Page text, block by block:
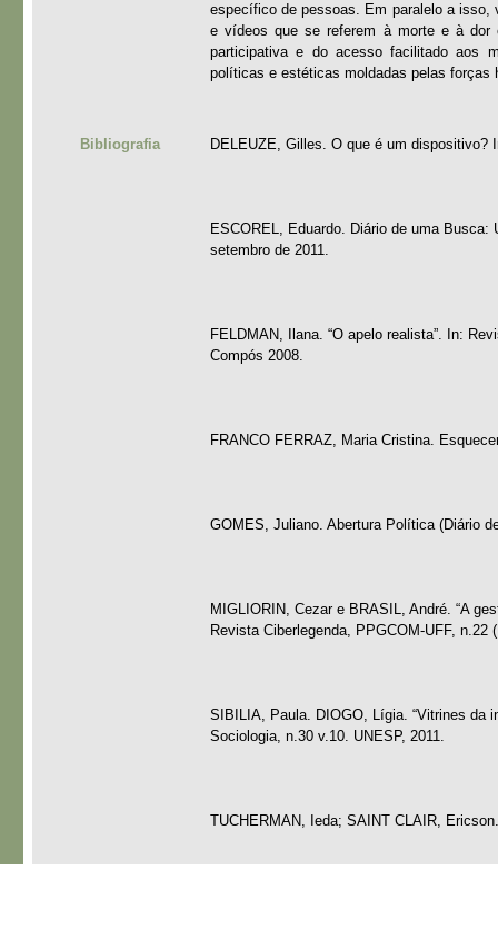
específico de pessoas. Em paralelo a
e vídeos que se referem à morte e à dor
participativa e do acesso facilitado aos
políticas e estéticas moldadas pelas forças
Bibliografia DELEUZE, Gilles. O que é um dispositivo?
ESCOREL, Eduardo. Diário de uma
setembro de 2011.
FELDMAN, Ilana. “O apelo realista”. In:
Compós 2008.
FRANCO FERRAZ, Maria Cristina.
GOMES, Juliano. Abertura Política (Diário
MIGLIORIN, Cezar e BRASIL, André. “A
Revista Ciberlegenda, PPGCOM-UFF, n.22
SIBILIA, Paula. DIOGO, Lígia. “Vitrines da
Sociologia, n.30 v.10. UNESP, 2011.
TUCHERMAN, Ieda; SAINT CLAIR,